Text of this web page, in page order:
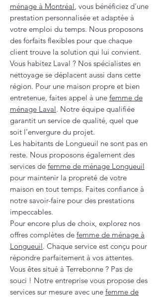
ménage à Montréal, vous bénéficiez d’une
prestation personnalisée et adaptée à
votre emploi du temps. Nous proposons
des forfaits flexibles pour que chaque
client trouve la solution qui lui convient.
Vous habitez Laval ? Nos spécialistes en
nettoyage se déplacent aussi dans cette
région. Pour une maison propre et bien
entretenue, faites appel à une femme de
ménage Laval. Notre équipe qualifiée
garantit un service de qualité, quel que
soit l’envergure du projet.
Les habitants de Longueuil ne sont pas en
reste. Nous proposons également des
services de femme de ménage Longueuil
pour maintenir la propreté de votre
maison en tout temps. Faites confiance à
notre savoir-faire pour des prestations
impeccables.
Pour encore plus de choix, explorez nos
offres complètes de femme de ménage à
Longueuil. Chaque service est conçu pour
répondre parfaitement à vos attentes.
Vous êtes situé à Terrebonne ? Pas de
souci ! Notre entreprise vous propose des
services sur mesure avec une femme de